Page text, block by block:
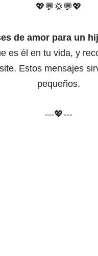
💖💬 💢 💬💖
de amor para un
es él en tu vida, y
Estos mensajes
pequeños.
---💖---